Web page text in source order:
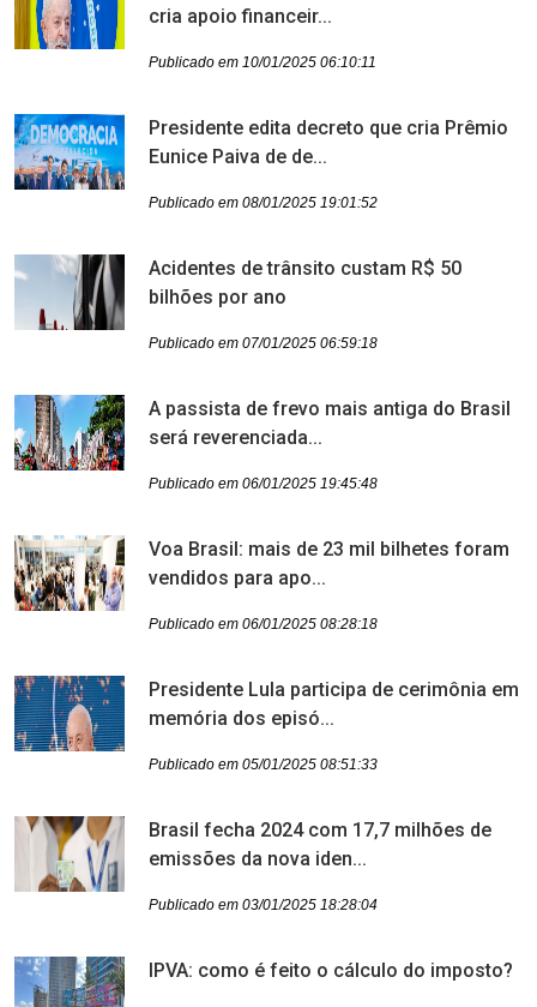
cria apoio financeir...
Publicado em 10/01/2025 06:10:11
Presidente edita decreto que cria Prêmio
Eunice Paiva de de...
Publicado em 08/01/2025 19:01:52
Acidentes de trânsito custam R$ 50
bilhões por ano
Publicado em 07/01/2025 06:59:18
A passista de frevo mais antiga do Brasil
será reverenciada...
Publicado em 06/01/2025 19:45:48
Voa Brasil: mais de 23 mil bilhetes foram
vendidos para apo...
Publicado em 06/01/2025 08:28:18
Presidente Lula participa de cerimônia em
memória dos episó...
Publicado em 05/01/2025 08:51:33
Brasil fecha 2024 com 17,7 milhões de
emissões da nova iden...
Publicado em 03/01/2025 18:28:04
IPVA: como é feito o cálculo do imposto?